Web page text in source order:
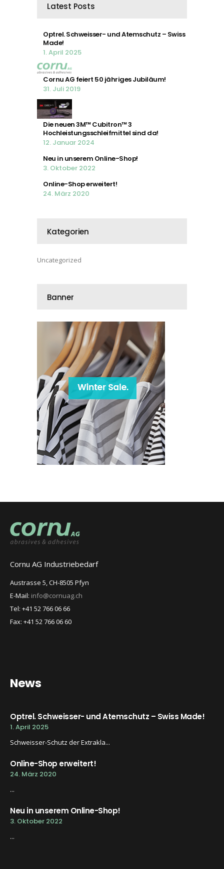
Latest Posts
Optrel. Schweisser- und Atemschutz – Swiss
Made!
1. April 2025
Cornu AG feiert 50 jähriges Jubiläum!
31. Juli 2019
Die neuen 3M™ Cubitron™ 3
Hochleistungsschleifmittel sind da!
12. Januar 2024
Neu in unserem Online-Shop!
3. Oktober 2022
Online-Shop erweitert!
24. März 2020
Kategorien
Uncategorized
Banner
Cornu AG Industriebedarf
Austrasse 5, CH-8505 Pfyn
E-Mail: info@cornuag.ch
Tel: +41 52 766 06 66
Fax: +41 52 766 06 60
News
Optrel. Schweisser- und Atemschutz – Swiss Made!
1. April 2025
Schweisser-Schutz der Extrakla...
Online-Shop erweitert!
24. März 2020
...
Neu in unserem Online-Shop!
3. Oktober 2022
...